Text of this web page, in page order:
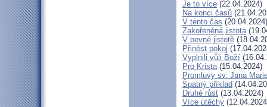
Je to více (22.04.2024)
Na konci časů
V tento čas (20.04.2024)
Zakořeněná jistota
V pevné jistotě
Přinést pokoj
Vyplnili vůli Boží
Pro Krista(15.04.2024)
Promluvy sv. Jana
Špatný příklad
Druhé růst (13.04.2024)
Více útěchy